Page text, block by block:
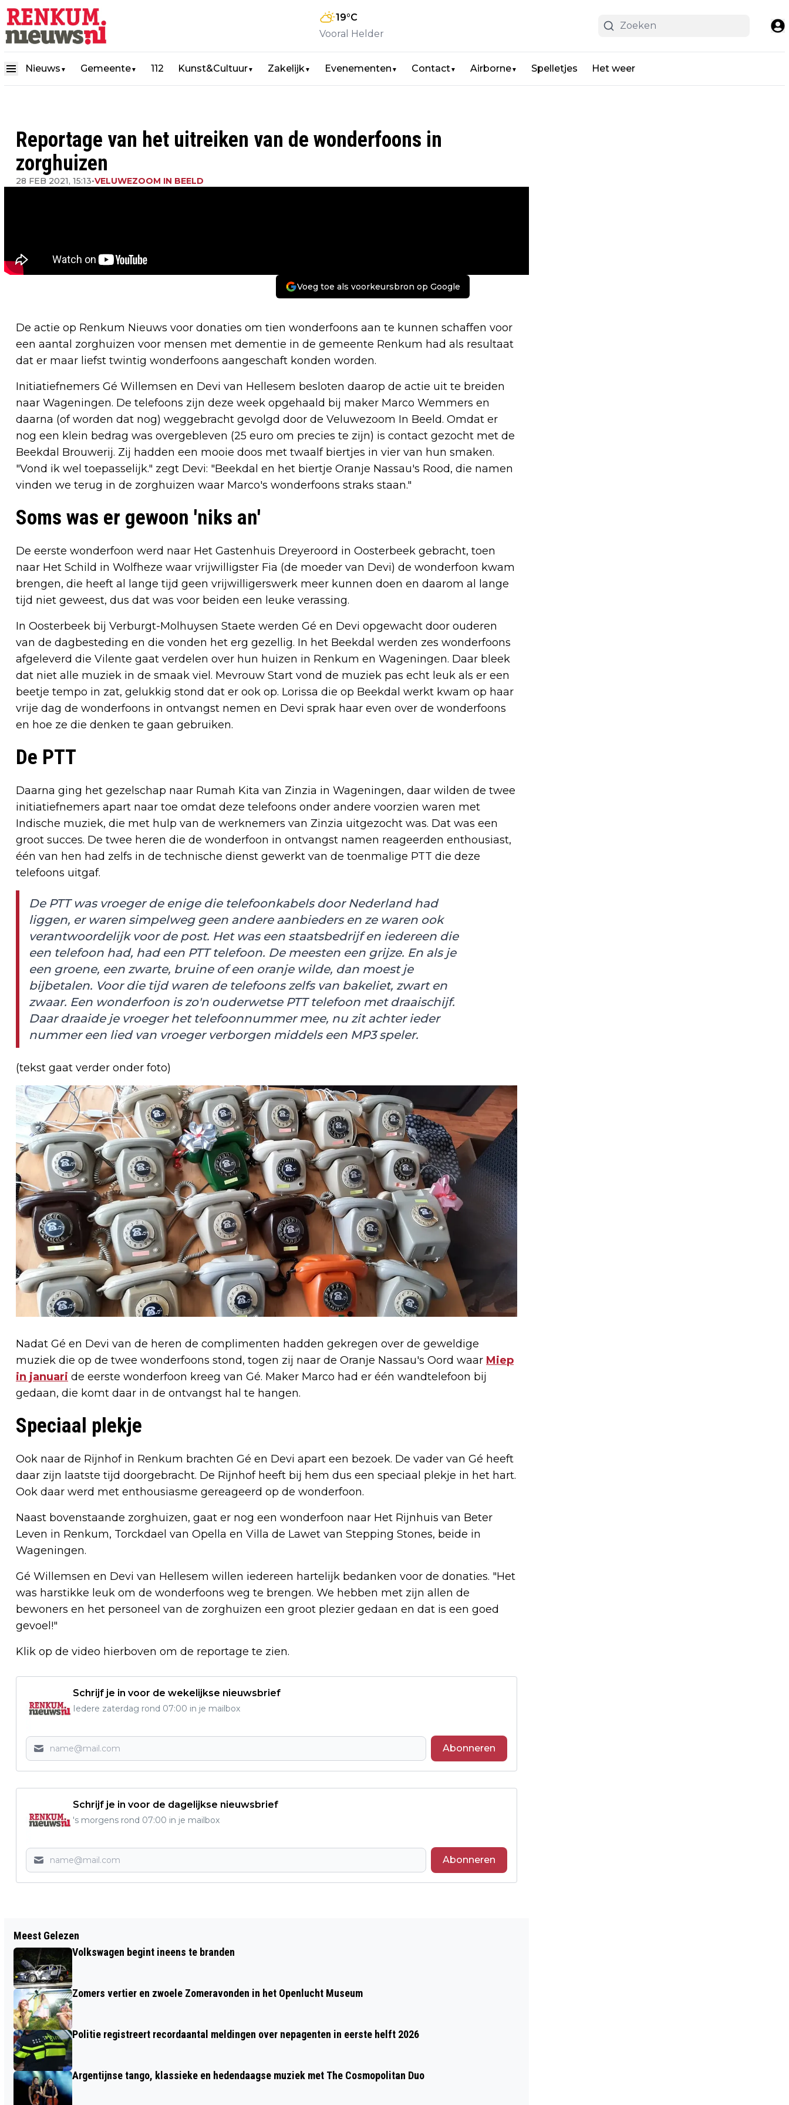
19°C
Vooral Helder
Nieuws ▼ Gemeente▼ 112 Kunst&Cultuur▼ Zakelijk▼ Evenementen ▼ Contact▼ Airborne▼ Spelletjes Het weer
Reportage van het uitreiken van de wonderfoons in
zorghuizen
28 FEB 2021, 15:13•VELUWEZOOM IN BEELD
Voeg toe als voorkeursbron op Google
De actie op Renkum Nieuws voor donaties om tien wonderfoons aan te kunnen schaffen voor
een aantal zorghuizen voor mensen met dementie in de gemeente Renkum had als resultaat
dat er maar liefst twintig wonderfoons aangeschaft konden worden.
Initiatiefnemers Gé Willemsen en Devi van Hellesem besloten daarop de actie uit te breiden
naar Wageningen. De telefoons zijn deze week opgehaald bij maker Marco Wemmers en
daarna (of worden dat nog) weggebracht gevolgd door de Veluwezoom In Beeld. Omdat er
nog een klein bedrag was overgebleven (25 euro om precies te zijn) is contact gezocht met de
Beekdal Brouwerij. Zij hadden een mooie doos met twaalf biertjes in vier van hun smaken.
"Vond ik wel toepasselijk." zegt Devi: "Beekdal en het biertje Oranje Nassau's Rood, die namen
vinden we terug in de zorghuizen waar Marco's wonderfoons straks staan."
Soms was er gewoon 'niks an'
De eerste wonderfoon werd naar Het Gastenhuis Dreyeroord in Oosterbeek gebracht, toen
naar Het Schild in Wolfheze waar vrijwilligster Fia (de moeder van Devi) de wonderfoon kwam
brengen, die heeft al lange tijd geen vrijwilligerswerk meer kunnen doen en daarom al lange
tijd niet geweest, dus dat was voor beiden een leuke verassing.
In Oosterbeek bij Verburgt-Molhuysen Staete werden Gé en Devi opgewacht door ouderen
van de dagbesteding en die vonden het erg gezellig. In het Beekdal werden zes wonderfoons
afgeleverd die Vilente gaat verdelen over hun huizen in Renkum en Wageningen. Daar bleek
dat niet alle muziek in de smaak viel. Mevrouw Start vond de muziek pas echt leuk als er een
beetje tempo in zat, gelukkig stond dat er ook op. Lorissa die op Beekdal werkt kwam op haar
vrije dag de wonderfoons in ontvangst nemen en Devi sprak haar even over de wonderfoons
en hoe ze die denken te gaan gebruiken.
De PTT
Daarna ging het gezelschap naar Rumah Kita van Zinzia in Wageningen, daar wilden de twee
initiatiefnemers apart naar toe omdat deze telefoons onder andere voorzien waren met
Indische muziek, die met hulp van de werknemers van Zinzia uitgezocht was. Dat was een
groot succes. De twee heren die de wonderfoon in ontvangst namen reageerden enthousiast,
één van hen had zelfs in de technische dienst gewerkt van de toenmalige PTT die deze
telefoons uitgaf.
De PTT was vroeger de enige die telefoonkabels door Nederland had
liggen, er waren simpelweg geen andere aanbieders en ze waren ook
verantwoordelijk voor de post. Het was een staatsbedrijf en iedereen die
een telefoon had, had een PTT telefoon. De meesten een grijze. En als je
een groene, een zwarte, bruine of een oranje wilde, dan moest je
bijbetalen. Voor die tijd waren de telefoons zelfs van bakeliet, zwart en
zwaar. Een wonderfoon is zo'n ouderwetse PTT telefoon met draaischijf.
Daar draaide je vroeger het telefoonnummer mee, nu zit achter ieder
nummer een lied van vroeger verborgen middels een MP3 speler.
(tekst gaat verder onder foto)
Nadat Gé en Devi van de heren de complimenten hadden gekregen over de geweldige
muziek die op de twee wonderfoons stond, togen zij naar de Oranje Nassau's Oord waar Miep
in januari de eerste wonderfoon kreeg van Gé. Maker Marco had er één wandtelefoon bij
gedaan, die komt daar in de ontvangst hal te hangen.
Speciaal plekje
Ook naar de Rijnhof in Renkum brachten Gé en Devi apart een bezoek. De vader van Gé heeft
daar zijn laatste tijd doorgebracht. De Rijnhof heeft bij hem dus een speciaal plekje in het hart.
Ook daar werd met enthousiasme gereageerd op de wonderfoon.
Naast bovenstaande zorghuizen, gaat er nog een wonderfoon naar Het Rijnhuis van Beter
Leven in Renkum, Torckdael van Opella en Villa de Lawet van Stepping Stones, beide in
Wageningen.
Gé Willemsen en Devi van Hellesem willen iedereen hartelijk bedanken voor de donaties. "Het
was harstikke leuk om de wonderfoons weg te brengen. We hebben met zijn allen de
bewoners en het personeel van de zorghuizen een groot plezier gedaan en dat is een goed
gevoel!"
Klik op de video hierboven om de reportage te zien.
Schrijf je in voor de wekelijkse nieuwsbrief
Iedere zaterdag rond 07:00 in je mailbox
Abonneren
Schrijf je in voor de dagelijkse nieuwsbrief
's morgens rond 07:00 in je mailbox
Abonneren
MEIJERS & SIEGERS DEELT ROMANS UIT
VAN LUCIA DOUWES DEKKER
Meest Gelezen
Volkswagen begint ineens te branden
Zomers vertier en zwoele Zomeravonden in het Openlucht Museum
Politie registreert recordaantal meldingen over nepagenten in eerste helft 2026
Argentijnse tango, klassieke en hedendaagse muziek met The Cosmopolitan Duo